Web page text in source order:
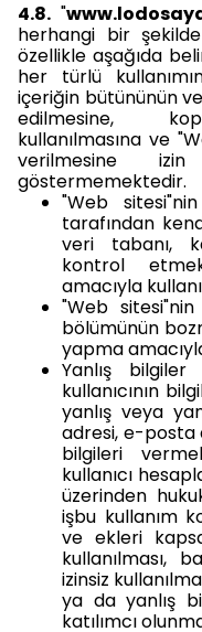
4.8. "
herhangi bir şekilde
özellikle aşağıda
her türlü
içeriğin bütününün
edilmesine,
kullanılmasına ve
verilmesine
göstermemektedir.
"Web
tarafından
veri tabanı,
kontrol
amacıyla
"Web
bölümünün
yapma
Yanlış
kullanıcının
yanlış veya
adresi, e-posta
bilgileri
kullanıcı
üzerinden
işbu kullanım
ve ekleri
kullanılması,
izinsiz
ya da yanlış
katılımcı